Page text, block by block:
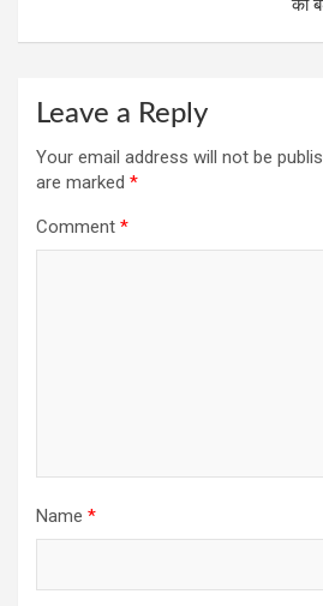
की
Leave a Reply
Your email address will not be
are marked *
Comment *
Name *